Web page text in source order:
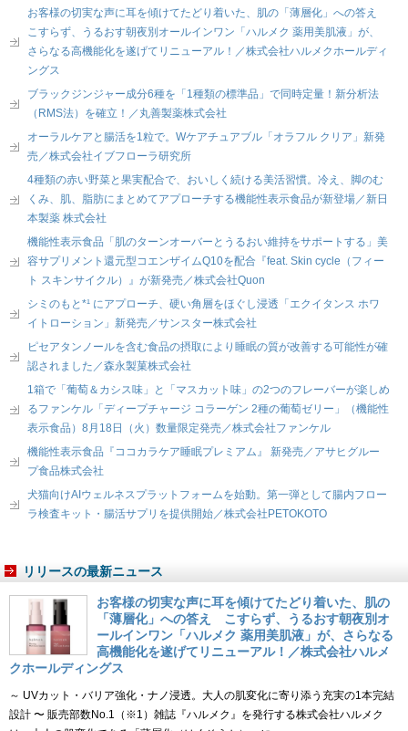
お客様の切実な声に耳を傾けてたどり着いた、肌の「薄層化」への答え
こすらず、うるおす朝夜別オールインワン「ハルメク 薬用美肌液」が、
さらなる高機能化を遂げてリニューアル！／株式会社ハルメクホールディ
ングス
ブラックジンジャー成分6種を「1種類の標準品」で同時定量！新分析法
（RMS法）を確立！／丸善製薬株式会社
オーラルケアと腸活を1粒で。Wケアチュアブル「オラフル クリア」新発
売／株式会社イブフローラ研究所
4種類の赤い野菜と果実配合で、おいしく続ける美活習慣。冷え、脚のむ
くみ、肌、脂肪にまとめてアプローチする機能性表示食品が新登場／新日
本製薬 株式会社
機能性表示食品「肌のターンオーバーとうるおい維持をサポートする」美
容サプリメント還元型コエンザイムQ10を配合『feat. Skin cycle（フィー
ト スキンサイクル）』が新発売／株式会社Quon
シミのもと*¹ にアプローチ、硬い角層をほぐし浸透「エクイタンス ホワ
イトローション」新発売／サンスター株式会社
ピセアタンノールを含む食品の摂取により睡眠の質が改善する可能性が確
認されました／森永製菓株式会社
1箱で「葡萄＆カシス味」と「マスカット味」の2つのフレーバーが楽しめ
るファンケル「ディープチャージ コラーゲン 2種の葡萄ゼリー」（機能性
表示食品）8月18日（火）数量限定発売／株式会社ファンケル
機能性表示食品『ココカラケア睡眠プレミアム』 新発売／アサヒグルー
プ食品株式会社
犬猫向けAIウェルネスプラットフォームを始動。第一弾として腸内フロー
ラ検査キット・腸活サプリを提供開始／株式会社PETOKOTO
リリースの最新ニュース
お客様の切実な声に耳を傾けてたどり着いた、肌の
「薄層化」への答え こすらず、うるおす朝夜別オ
ールインワン「ハルメク 薬用美肌液」が、さらなる
高機能化を遂げてリニューアル！／株式会社ハルメ
クホールディングス
～ UVカット・バリア強化・ナノ浸透。大人の肌変化に寄り添う充実の1本完結
設計 〜 販売部数No.1（※1）雑誌『ハルメク』を発行する株式会社ハルメク